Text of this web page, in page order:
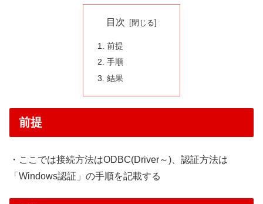
目次
前提
手順
結果
前提
・ここでは接続方法はODBC(Driver～)、認証方法は
「Windows認証」の手順を記載する